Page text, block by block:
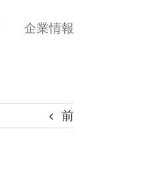
企業情報
前